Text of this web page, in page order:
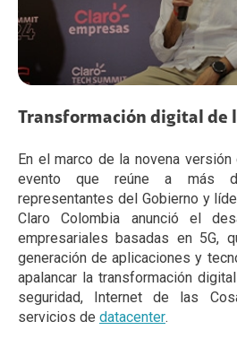
Transformación digital de
En el marco de la novena
evento que reúne a más
representantes del Gobierno y
Claro Colombia anunció el
empresariales basadas en 5G,
generación de aplicaciones y
apalancar la transformación
seguridad, Internet de las
servicios de datacenter.